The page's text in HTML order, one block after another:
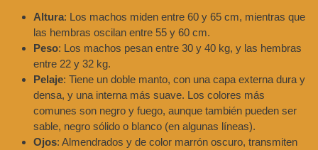
Altura: Los machos miden entre 60 y 65 cm, mientras que
las hembras oscilan entre 55 y 60 cm.
Peso: Los machos pesan entre 30 y 40 kg, y las hembras
entre 22 y 32 kg.
Pelaje: Tiene un doble manto, con una capa externa dura y
densa, y una interna más suave. Los colores más
comunes son negro y fuego, aunque también pueden ser
sable, negro sólido o blanco (en algunas líneas).
Ojos: Almendrados y de color marrón oscuro, transmiten